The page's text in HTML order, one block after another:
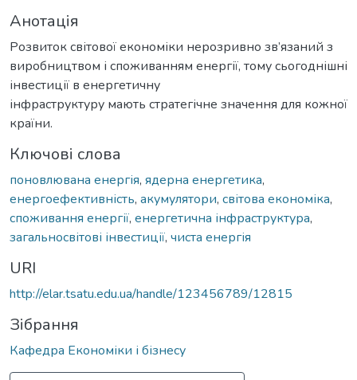
Анотація
Розвиток світової економіки нерозривно зв’язаний з
виробництвом і споживанням енергії, тому сьогоднішні
інвестиції в енергетичну
інфраструктуру мають стратегічне значення для кожної
країни.
Ключові слова
поновлювана енергія, ядерна енергетика,
енергоефективність, акумулятори, світова економіка,
споживання енергії, енергетична інфраструктура,
загальносвітові інвестиції, чиста енергія
URI
http://elar.tsatu.edu.ua/handle/123456789/12815
Зібрання
Кафедра Економіки і бізнесу